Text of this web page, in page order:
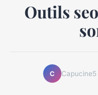
Outils
C Capucine